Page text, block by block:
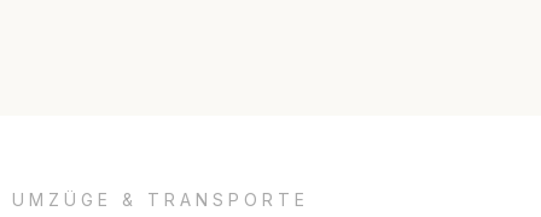
UMZÜGE & TRANSPORTE